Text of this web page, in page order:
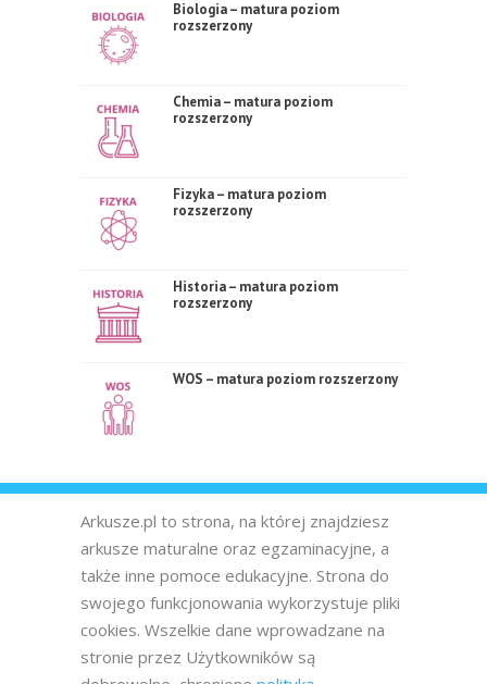
Biologia – matura poziom
rozszerzony
Chemia – matura poziom
rozszerzony
Fizyka – matura poziom
rozszerzony
Historia – matura poziom
rozszerzony
WOS – matura poziom rozszerzony
Arkusze.pl to strona, na której znajdziesz
arkusze maturalne oraz egzaminacyjne, a
także inne pomoce edukacyjne. Strona do
swojego funkcjonowania wykorzystuje pliki
cookies. Wszelkie dane wprowadzane na
stronie przez Użytkowników są